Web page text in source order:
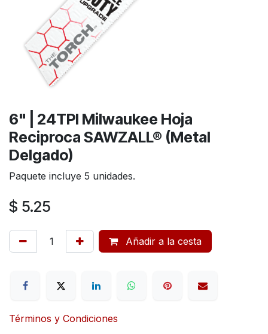
6" | 24TPI Milwaukee Hoja
Reciproca SAWZALL® (Metal
Delgado)
Paquete incluye 5 unidades.
$ 5.25
Añadir a la cesta
Términos y Condiciones